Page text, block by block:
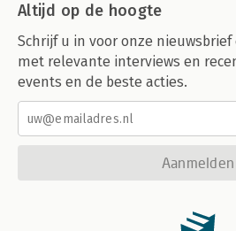
Altijd op de hoogte
Schrijf u in voor onze
met relevante interviews en
events en de beste acties.
Aanmelden